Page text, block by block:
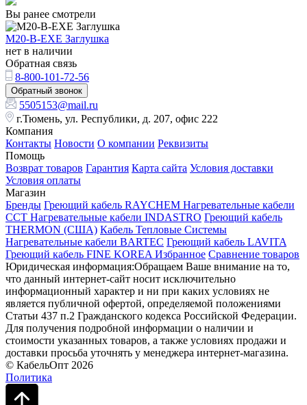
Вы ранее смотрели
M20-B-EXE Заглушка
нет в наличии
Обратная связь
8-800-101-72-56
Обратный звонок
5505153@mail.ru
г.Тюмень, ул. Республики, д. 207, офис 222
Компания
Контакты Новости О компании Реквизиты
Помощь
Возврат товаров Гарантия Карта сайта Условия доставки
Условия оплаты
Магазин
Бренды Греющий кабель RAYCHEM Нагревательные кабели
ССТ Нагревательные кабели INDASTRO Греющий кабель
THERMON (США) Кабель Тепловые Системы
Нагревательные кабели BARTEC Греющий кабель LAVITA
Греющий кабель FINE KOREA Избранное Сравнение товаров
Юридическая информация:Обращаем Ваше внимание на то,
что данный интернет-сайт носит исключительно
информационный характер и ни при каких условиях не
является публичной офертой, определяемой положениями
Статьи 437 п.2 Гражданского кодекса Российской Федерации.
Для получения подробной информации о наличии и
стоимости указанных товаров, а также условиях продажи и
доставки просьба уточнять у менеджера интернет-магазина.
© КабельОпт 2026
Политика